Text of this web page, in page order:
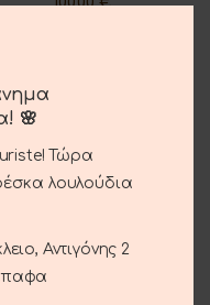
Arrangement
🌸
Τώρα
λουλούδια
Αντιγόνης 2